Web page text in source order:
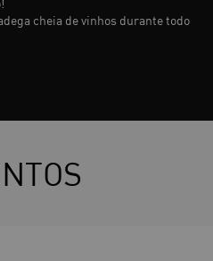
cheia de vinhos durante todo